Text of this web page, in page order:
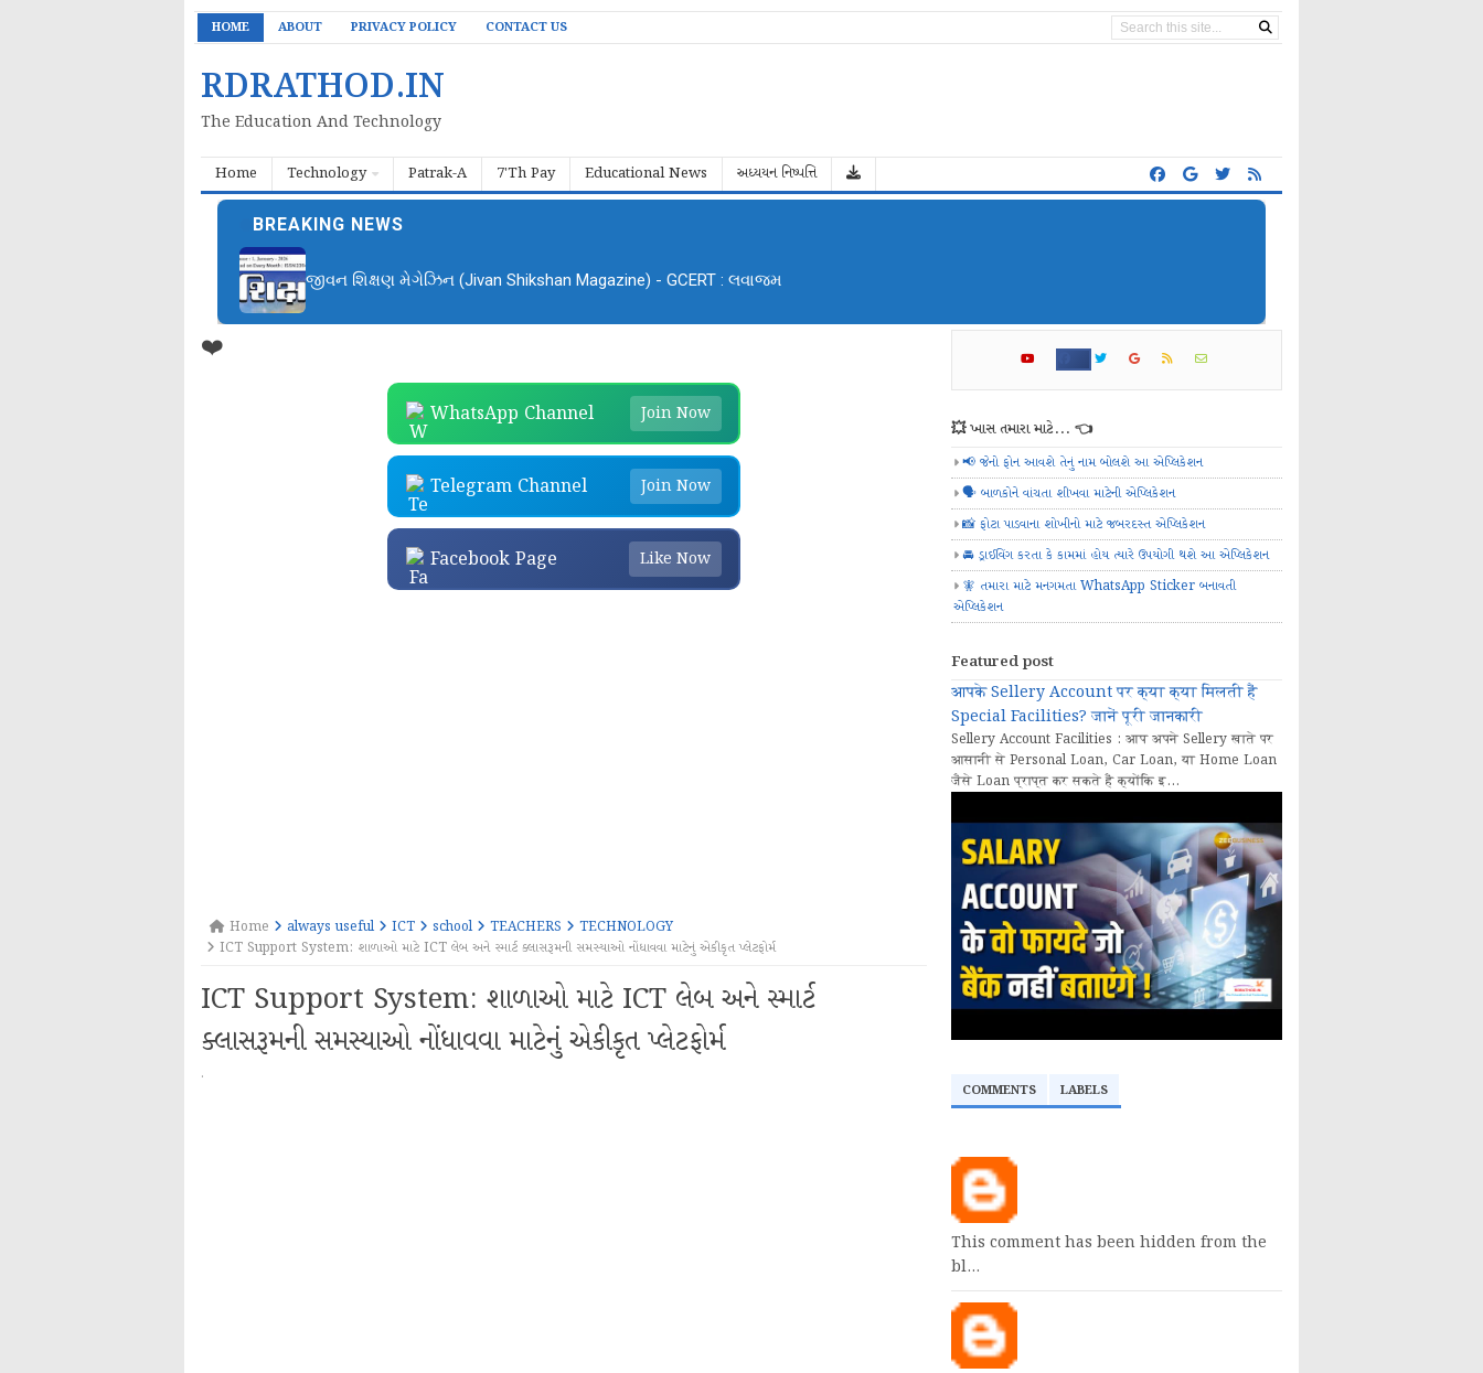
HOME ABOUT PRIVACY POLICY CONTACT US
RDRATHOD.IN
The Education And Technology
Home Technology Patrak-A 7'Th Pay Educational News અધ્યયન નિષ્પત્તિ
BREAKING NEWS
જીવન શિક્ષણ મેગેઝિન (Jivan Shikshan Magazine) - GCERT : લવાજમ
❤️
WhatsApp Channel Join Now
Telegram Channel Join Now
Facebook Page Like Now
Home always useful ICT school TEACHERS
TECHNOLOGY
ICT Support System: શાળાઓ માટે ICT લેબ અને સ્માર્ટ ક્લાસરૂમની સમસ્યાઓ નોંધાવવા માટેનું એકીકૃત પ્લેટફોર્મ
ICT Support System: શાળાઓ માટે ICT લેબ અને સ્માર્ટ
ક્લાસરૂમની સમસ્યાઓ નોંધાવવા માટેનું એકીકૃત પ્લેટફોર્મ
·
💥 ખાસ તમારા માટે... 👈
📢 જેનો ફોન આવશે તેનું નામ બોલશે આ એપ્લિકેશન
🗣️ બાળકોને વાંચતા શીખવા માટેની એપ્લિકેશન
📸 ફોટા પાડવાના શોખીનો માટે જબરદસ્ત એપ્લિકેશન
🚘 ડ્રાઈવિંગ કરતા કે કામમાં હોય ત્યારે ઉપયોગી થશે આ એપ્લિકેશન
🧚 તમારા માટે મનગમતા WhatsApp Sticker બનાવતી
એપ્લિકેશન
Featured post
आपके Sellery Account पर क्या क्या मिलती हैं
Special Facilities? जानें पूरी जानकारी
Sellery Account Facilities : आप अपने Sellery खाते पर
आसानी से Personal Loan, Car Loan, या Home Loan
जैसे Loan प्राप्त कर सकते हैं क्योंकि इ...
COMMENTS LABELS
This comment has been hidden from the
bl…